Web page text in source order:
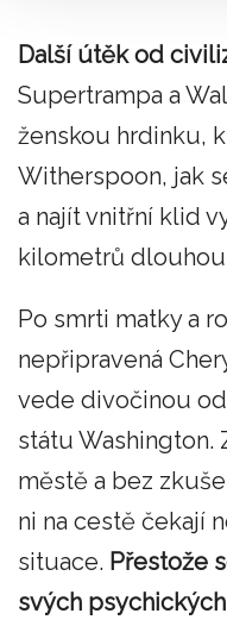
Další útěk od
Supertrampa a
ženskou hrdinku,
Witherspoon, jak
a najít vnitřní klid
kilometrů
Po smrti matky a
nepřipravená
vede divočinou
státu Washington.
městě a bez
ni na cestě čekají
situace. Přestože
svých